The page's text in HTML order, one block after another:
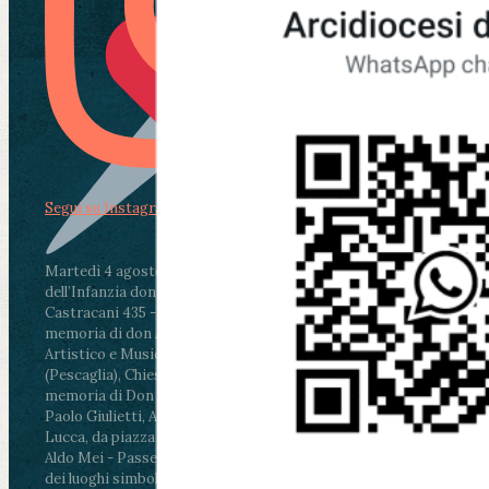
Martedì 4 agosto2026
ore 11:30 - Lucca, Scuola
dell’Infanzia don Aldo Mei - Viale Castruccio
Castracani 435 - Inaugurazione murales in
memoria di don Aldo Mei curato dal Liceo
Artistico e Musicale “Passaglia”
ore 18 - Fiano
(Pescaglia), Chiesa parrocchiale - Messa in
memoria di Don Aldo Mei celebrata da mons.
Paolo Giulietti, Arcivescovo di Lucca
ore 20.30 -
Lucca, da piazza San Michele al Cippo di don
Aldo Mei - Passeggiata della Memoria in alcuni
dei luoghi simbolo della città. Ritrovo alle ore
Segui su Instagram